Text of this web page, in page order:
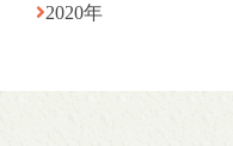
2020年